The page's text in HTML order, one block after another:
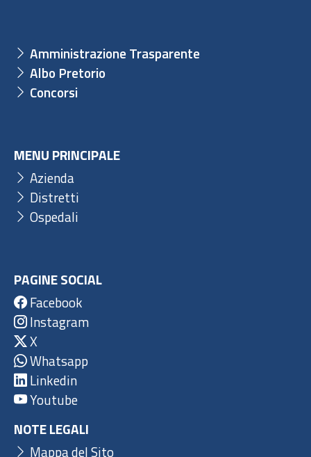
Amministrazione Trasparente
Albo Pretorio
Concorsi
MENU PRINCIPALE
Azienda
Distretti
Ospedali
PAGINE SOCIAL
Facebook
Instagram
X
Whatsapp
Linkedin
Youtube
NOTE LEGALI
Mappa del Sito